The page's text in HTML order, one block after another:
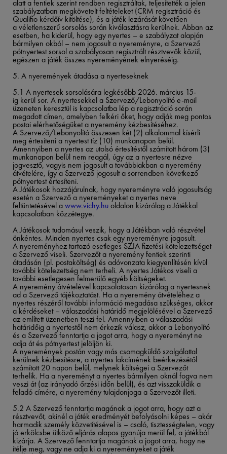
alatt a fentiek szerint rendben regisztráltak, teljesítették a jelen
szabályzatban megkövetelt feltételeket (CRM regisztráció és
Qualifio kérdőív kitöltése), és a játék lezárását követően
a véletlenszerű sorsolás során kiválasztásra kerülnek. Abban az
esetben, ha kiderül, hogy egy nyertes – e szabályzat alapján
bármilyen okból – nem jogosult a nyereményre, a Szervező
pótnyertest sorsol a szabályosan regisztrált résztvevők közül,
egészen a játék összes nyereményének elnyeréséig.
5. A nyeremények átadása a nyerteseknek
5.1 A nyertesek sorsolására legkésőbb 2026. március 15-
ig kerül sor. A nyertesekkel a Szervező/Lebonyolító e-mail
üzeneten keresztül is kapcsolatba lép a regisztráció során
megadott címen, amelyben felkéri őket, hogy adják meg pontos
postai elérhetőségüket a nyeremény kézbesítéséhez.
A Szervező/Lebonyolító összesen két (2) alkalommal kísérli
meg értesíteni a nyertest tíz (10) munkanapon belül.
Amennyiben a nyertes az utolsó értesítéstől számított három (3)
munkanapon belül nem reagál, úgy az a nyertesre nézve
jogvesztő, vagyis nem jogosult a továbbiakban a nyeremény
átvételére, így a Szervező jogosult a sorrendben következő
pótnyertest értesíteni.
A Játékosok hozzájárulnak, hogy nyereményre való jogosultság
esetén a Szervező a nyereményeket a nyertes neve
feltüntetésével awww.vichy.huoldalon kizárólag a Játékkal
kapcsolatban közzétegye.
A Játékosok tudomásul veszik, hogy a Játékban való részvétel
önkéntes. Minden nyertes csak egy nyereményre jogosult.
A nyereményhez tartozó esetleges SZJA fizetési kötelezettséget
a Szervező viseli. Szervezőt a nyeremény fentiek szerinti
átadásán (pl. postaköltség) és adóvonzata kiegyenlítésén kívül
további kötelezettség nem terheli. A nyertes Játékos viseli a
további esetlegesen felmerülő egyéb költségeket.
A nyeremény átvételével kapcsolatosan kizárólag a nyertesnek
ad a Szervező tájékoztatást. Ha a nyeremény átvételéhez a
nyertes részéről további információ megadása szükséges, akkor
a kérdéseket – válaszadási határidő megjelölésével a Szervező
az említett üzenetben teszi fel. Amennyiben a válaszadási
határidőig a nyertestől nem érkezik válasz, akkor a Lebonyolító
és a Szervező fenntartja a jogot arra, hogy a nyereményt ne
adja át és pótnyertest jelöljön ki.
A nyeremények postán vagy más csomagküldő szolgálattal
kerülnek kézbesítésre, a nyertes lakcímének beérkezésétől
számított 20 napon belül, melynek költségei a Szervezőt
terhelik. Ha a nyereményt a nyertes bármilyen oknál fogva nem
veszi át (az irányadó őrzési időn belül), és azt visszaküldik a
feladó címére, a nyeremény tulajdonjoga a Szervezőt illeti.
5.2 A Szervező fenntartja magának a jogot arra, hogy azt a
résztvevőt, akinél a játék eredményét befolyásolni képes – akár
harmadik személy közvetítésével is – csaló, tisztességtelen, vagy
jó erkölcsbe ütköző eljárás alapos gyanúja merül fel, a játékból
kizárja. A Szervező fenntartja magának a jogot arra, hogy ne
ítélje meg, vagy ne adja ki a nyereményeket a játék